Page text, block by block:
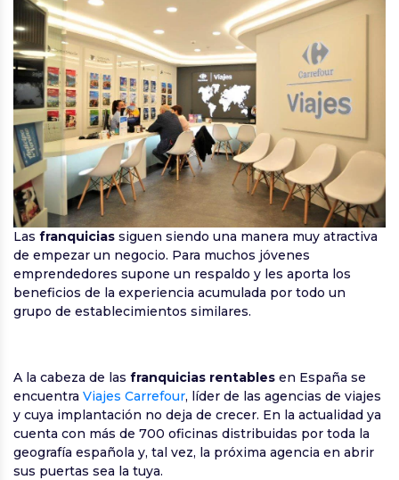
Las franquicias siguen siendo una manera muy atractiva
de empezar un negocio. Para muchos jóvenes
emprendedores supone un respaldo y les aporta los
beneficios de la experiencia acumulada por todo un
grupo de establecimientos similares.
A la cabeza de las franquicias rentables en España se
encuentra Viajes Carrefour, líder de las agencias de viajes
y cuya implantación no deja de crecer. En la actualidad ya
cuenta con más de 700 oficinas distribuidas por toda la
geografía española y, tal vez, la próxima agencia en abrir
sus puertas sea la tuya.